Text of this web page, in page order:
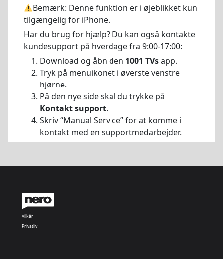
Bemærk: Denne funktion er i øjeblikket kun
tilgængelig for iPhone.
Har du brug for hjælp? Du kan også kontakte
kundesupport på hverdage fra 9:00-17:00:
Download og åbn den 1001 TVsapp.
Tryk på menuikonet i øverste venstre
hjørne.
På den nye side skal du trykke på
Kontakt support.
Skriv “Manual Service” for at komme i
kontakt med en supportmedarbejder.
Vilkår
Privatliv